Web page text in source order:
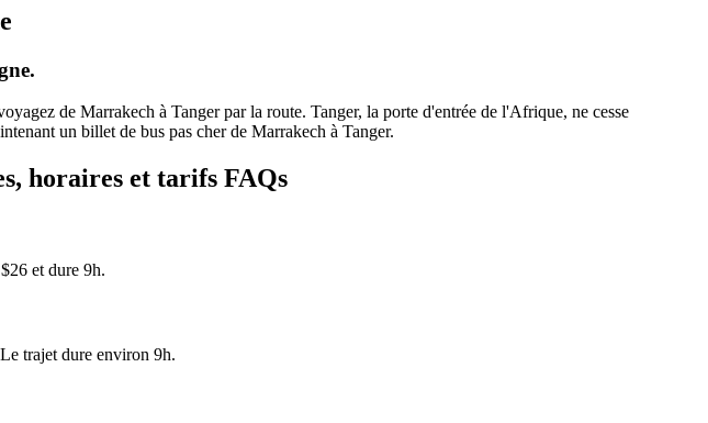
de Marrakech à Tanger par la route. Tanger, la porte d'entrée de l'Afrique, ne cesse
un billet de bus pas cher de Marrakech à Tanger.
horaires et tarifs FAQs
et dure 9h.
trajet dure environ 9h.